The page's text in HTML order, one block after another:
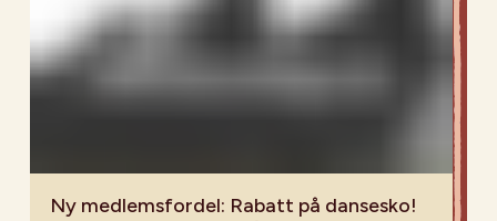
Ny medlemsfordel: Rabatt på dansesko!